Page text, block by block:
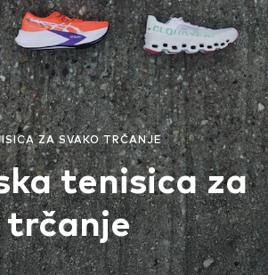
ZA SVAKO TRČANJE
tenisica za
trčanje